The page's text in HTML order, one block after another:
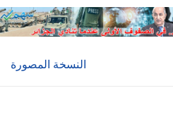
النسخة المصورة